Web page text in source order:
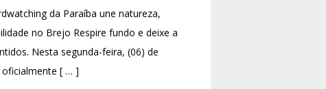
da Paraíba une natureza,
no Brejo Respire fundo e deixe a
Nesta segunda-feira, (06) de
[ … ]